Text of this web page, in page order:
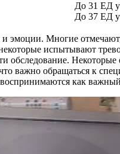
До 31 ЕД
До 37 ЕД
Многие
испытывают
обследование.
важно обращаться к
как